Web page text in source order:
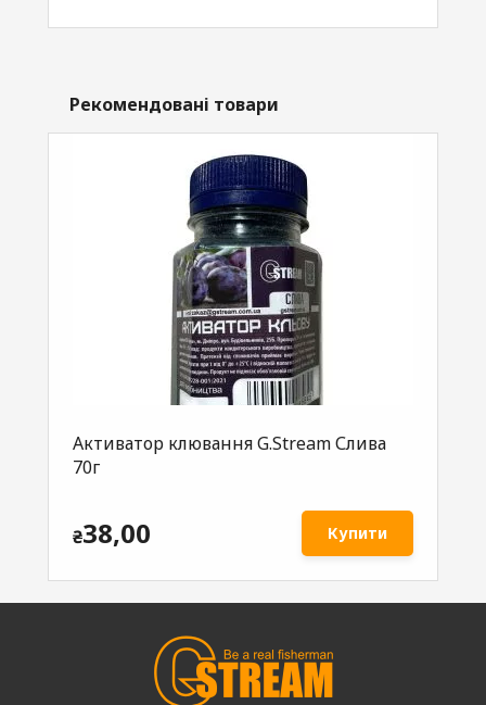
Рекомендовані товари
Активатор клювання G.Stream Слива
70г
₴38,00 Купити